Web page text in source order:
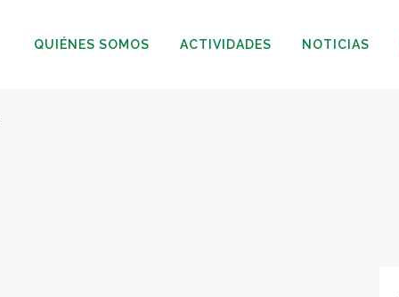
QUIÉNES SOMOS ACTIVIDADES NOTICIAS